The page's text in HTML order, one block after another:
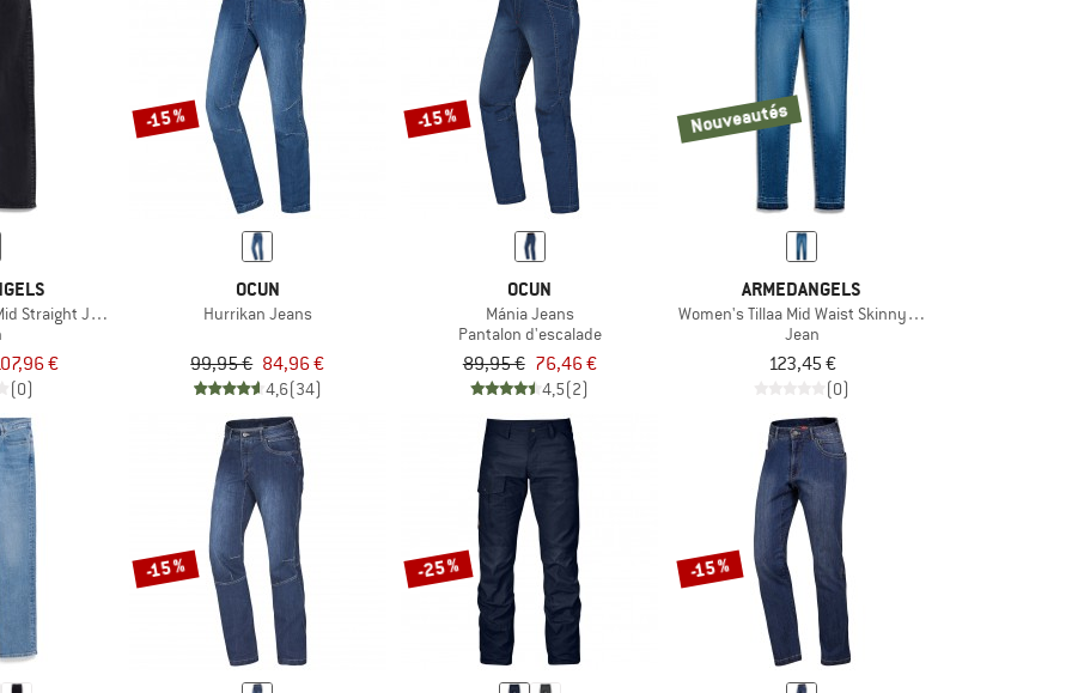
Straight Jean
€
(0)
-15 %
OCUN
Hurrikan Jeans
99,95 € 84,96 €
4,6(34)
-15 %
OCUN
Mánia Jeans
Pantalon d'escalade
89,95 € 76,46 €
4,5(2)
Nouveautés
ARMEDANGELS
Women's Tillaa Mid Waist Skinny Jean
Jean
123,45 €
(0)
-15 % -25 % -15 %